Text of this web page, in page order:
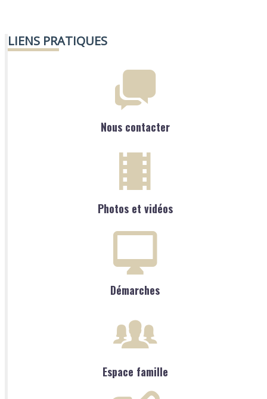
LIENS PRATIQUES
Nous contacter
Photos et vidéos
Démarches
Espace famille